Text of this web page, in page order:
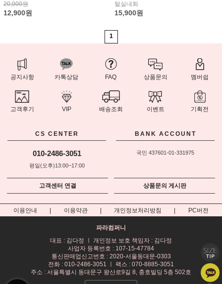
20,000원
12,900원
털실내화
15,900원
1
공지사항 카톡상담 FAQ 상품문의 멤버쉽
고객후기 VIP 배송조회 이벤트 기획전
CS CENTER
010-2486-3051
평일(오후)13:00~17:00
BANK ACCOUNT
국민 437601-01-331975
고객센터 연결 상품문의 게시판
이용안내 이용약관 개인정보처리방침 PC버전
파라컴퍼니
대표 : 김다정 ㅣ 개인정보 보호 책임자 : 김다정
사업자 등록번호 : 107-15-47784
통신판매업신고번호 : 2020-서울동대문-0303
전화 : 010-2486-3051 ㅣ 팩스 : 070-8885-3051
주소 : 서울특별시 동대문구 왕산로9길 8, 충호빌딩 5층 502호